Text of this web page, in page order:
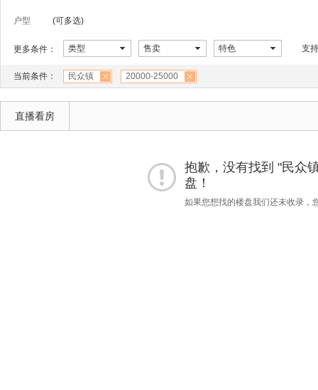
户型 (可多选)
更多条件： 类型 售卖 特色 支
当前条件： 民众镇 20000-25000
直播看房
抱歉，没有找到 "民众
盘！
如果您想找的楼盘我们还未收录，